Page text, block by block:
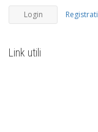
Registrati
Link utili